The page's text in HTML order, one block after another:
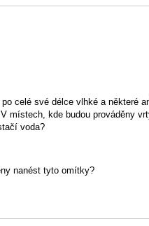
celé své délce vlhké a některé
místech, kde budou prováděny
voda?
nanést tyto omítky?